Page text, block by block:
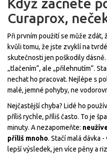
Když začnete
Curaprox,
Při prvním použití se může zdát,
kvůli tomu, že jste zvyklí na
skutečnosti jen poškodily
„tlačením“, ale „přilehnutím“.
nechat ho pracovat. Nejlépe s
malé, jemné pohyby, ne
Nejčastější chyba? Lidé ho
příliš rychle, příliš často. To je
minuty. A nezapomeňte:
příliš mnoho. Stačí malá dávka
lepší výsledek, jen více pěny a